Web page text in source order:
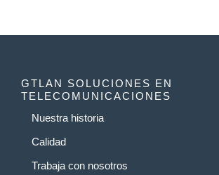
GTLAN SOLUCIONES EN
TELECOMUNICACIONES
Nuestra historia
Calidad
Trabaja con nosotros